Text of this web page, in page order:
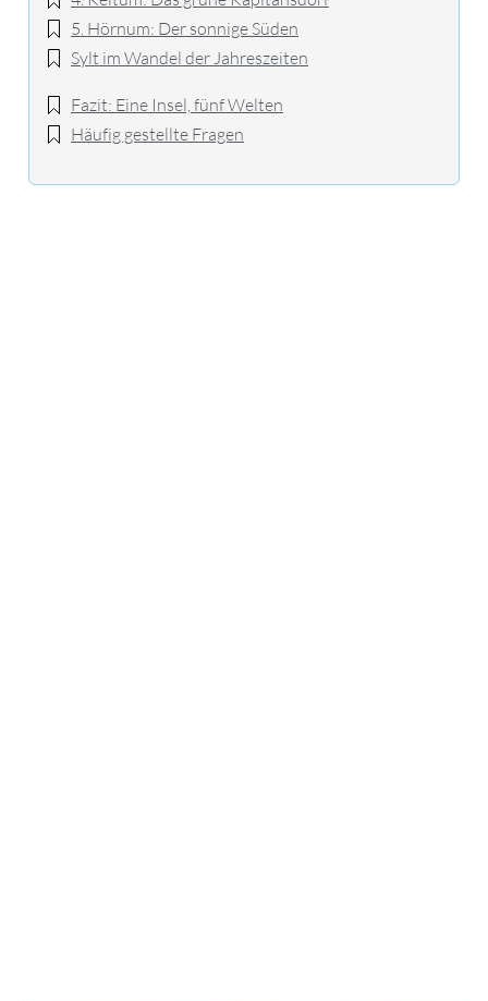
5. Hörnum: Der sonnige Süden
Sylt im Wandel der Jahreszeiten
Fazit: Eine Insel, fünf Welten
Häufig gestellte Fragen